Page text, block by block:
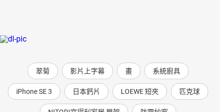
翠菊 影片上字幕 畫 系統廚具
iPhone SE 3 日本鈣片 LOEWE 短夾 匹克球